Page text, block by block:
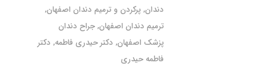
دندان,پرکردن و ترمیم دندان اصفهان,
ترمیم دندان اصفهان,جراح دندان
پزشک اصفهان, دکتر حیدری فاطمه, دکتر
فاطمه حیدری